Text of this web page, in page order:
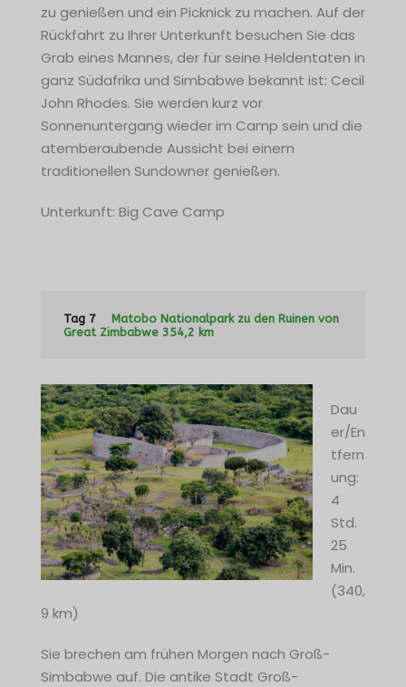
zu genießen und ein Picknick zu machen. Auf der
Rückfahrt zu Ihrer Unterkunft besuchen Sie das
Grab eines Mannes, der für seine Heldentaten in
ganz Südafrika und Simbabwe bekannt ist: Cecil
John Rhodes. Sie werden kurz vor
Sonnenuntergang wieder im Camp sein und die
atemberaubende Aussicht bei einem
traditionellen Sundowner genießen.
Unterkunft: Big Cave Camp
Tag 7
Matobo Nationalpark zu den Ruinen von
Great Zimbabwe 354,2 km
Dau
er/En
tfern
ung:
4
Std.
25
Min.
(340,
9 km)
Sie brechen am frühen Morgen nach Groß-
Simbabwe auf. Die antike Stadt Groß-